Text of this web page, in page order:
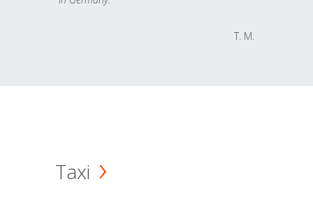
T. M.
Taxi